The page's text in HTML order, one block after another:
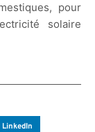
pour
solaire
LinkedIn